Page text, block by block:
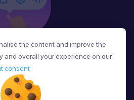
Hồi
học nhận phản hồi về phát
lập tức, giúp cải thiện kỹ năng
bộ nhanh chóng.
the content and improve the
and overall your experience on our
consent
the content and improve the
and overall your experience on our
consent